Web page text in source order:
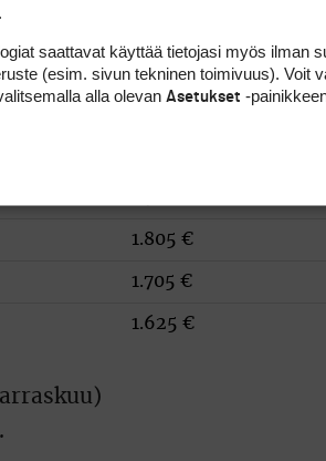
1.760 €
1.805 €
1.705 €
1.625 €
saattavat käyttää tietojasi myös ilman
(esim. sivun tekninen toimivuus). Voit
alla olevan Asetukset -